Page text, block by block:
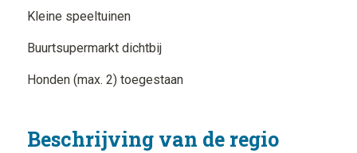
Kleine speeltuinen
Buurtsupermarkt dichtbij
Honden (max. 2) toegestaan
Beschrijving van de regio